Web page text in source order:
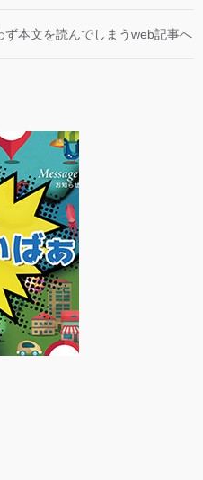
ず本文を読んでしまうweb記事へ